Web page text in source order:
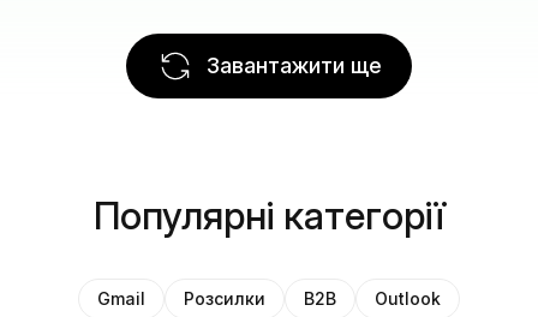
Завантажити ще
Популярні категорії
Gmail Розсилки B2B
Outlook